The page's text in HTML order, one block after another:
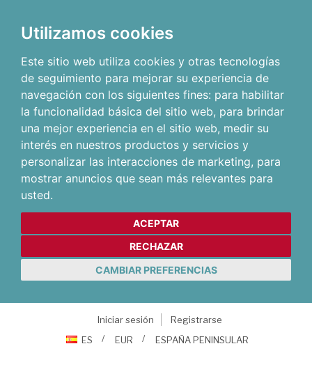
Utilizamos cookies
Este sitio web utiliza cookies y otras tecnologías
de seguimiento para mejorar su experiencia de
navegación con los siguientes fines: para habilitar
la funcionalidad básica del sitio web, para brindar
una mejor experiencia en el sitio web, medir su
interés en nuestros productos y servicios y
personalizar las interacciones de marketing, para
mostrar anuncios que sean más relevantes para
usted.
ACEPTAR
RECHAZAR
CAMBIAR PREFERENCIAS
Iniciar sesión
Registrarse
ES
EUR ESPAÑA PENINSULAR